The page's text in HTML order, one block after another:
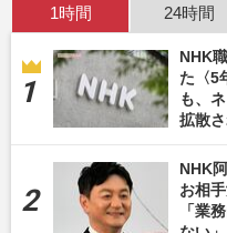
1時間 24時間
NHK
た〈5
も、
拡散
NHK
お相
「業